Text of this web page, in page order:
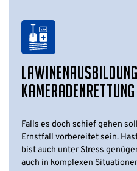
LAWINENAUSBILDUNG
Falls es doch schief gehen
Ernstfall vorbereitet sein.
bist auch unter Stress
auch in komplexen